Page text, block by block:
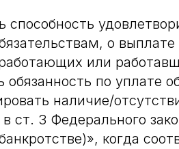
способность
о
или
по уплате
наличие/
ст. 3 Федерального
когда